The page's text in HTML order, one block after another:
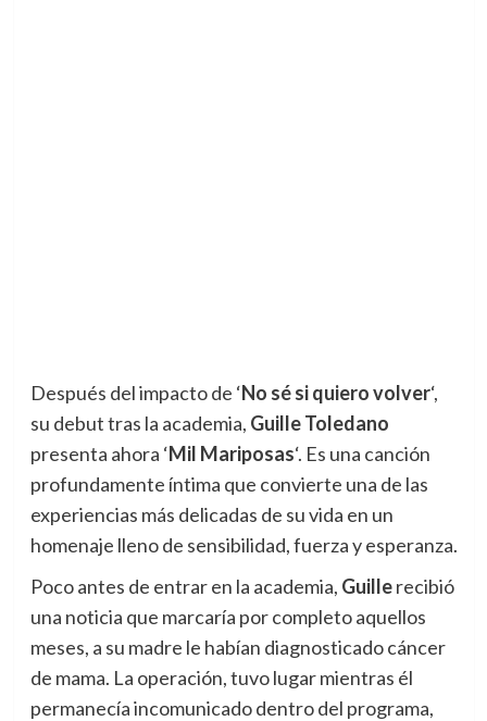
Después del impacto de ‘No sé si quiero volver‘,
su debut tras la academia, Guille Toledano
presenta ahora ‘Mil Mariposas‘. Es una canción
profundamente íntima que convierte una de las
experiencias más delicadas de su vida en un
homenaje lleno de sensibilidad, fuerza y esperanza.
Poco antes de entrar en la academia, Guillerecibió
una noticia que marcaría por completo aquellos
meses, a su madre le habían diagnosticado cáncer
de mama. La operación, tuvo lugar mientras él
permanecía incomunicado dentro del programa,